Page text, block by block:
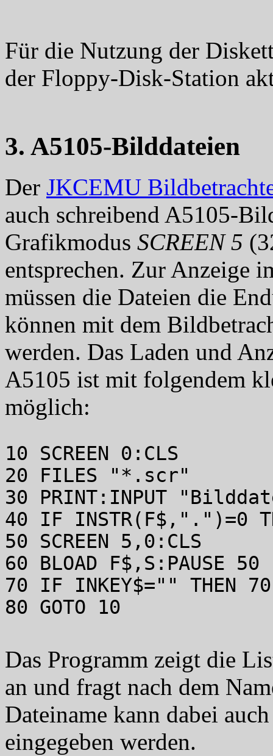
Für die Nutzung der
der Floppy-Disk-Station
3. A5105-Bilddateien
Der JKCEMU
auch schreibend A5105-
Grafikmodus SCREEN 5
entsprechen. Zur Anzeige
müssen die Dateien die
können mit dem
werden. Das Laden und
A5105 ist mit folgendem
möglich:
10 SCREEN 0:CLS
20 FILES "*.scr"
30 PRINT:INPUT
40 IF INSTR(F$,".")=0
50 SCREEN 5,0:CLS
60 BLOAD F$,S:PAUSE 50
70 IF INKEY$="" THEN 70
80 GOTO 10
Das Programm zeigt die
an und fragt nach dem
Dateiname kann dabei
eingegeben werden.